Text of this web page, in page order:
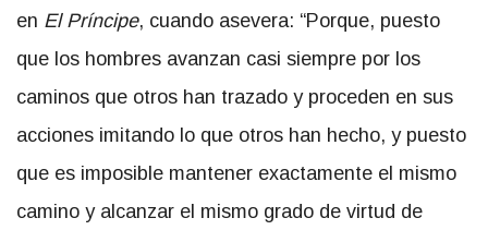
en El Príncipe, cuando asevera: “Porque, puesto
que los hombres avanzan casi siempre por los
caminos que otros han trazado y proceden en sus
acciones imitando lo que otros han hecho, y puesto
que es imposible mantener exactamente el mismo
camino y alcanzar el mismo grado de virtud de